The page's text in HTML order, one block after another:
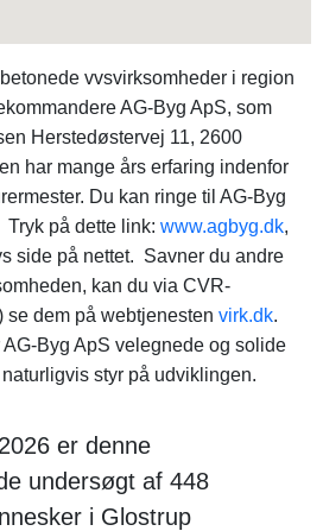
vvsvirksomheder i region
AG-Byg ApS, som
Herstedøstervej 11, 2600
har mange års erfaring indenfor
Du kan ringe til AG-Byg
på dette link: www.agbyg.dk,
side på nettet. Savner du andre
kan du via CVR-
se dem på webtjenesten virk.dk.
AG-Byg ApS velegnede og solide
styr på udviklingen.
er denne
undersøgt af 448
i Glostrup